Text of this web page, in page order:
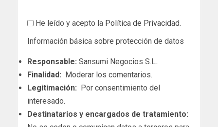
He leído y acepto la Política de Privacidad.
Información básica sobre protección de datos
Responsable: Sansumi Negocios S.L..
Finalidad: Moderar los comentarios.
Legitimación: Por consentimiento del
interesado.
Destinatarios y encargados de tratamiento: